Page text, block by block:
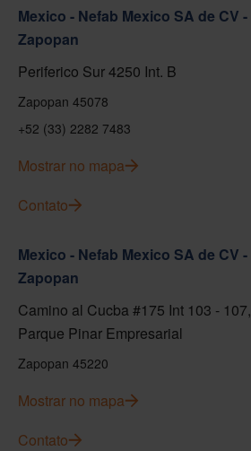
Mexico - Nefab Mexico SA de CV -
Zapopan
Periferico Sur 4250 Int. B
Zapopan 45078
+52 (33) 2282 7483
Mostrar no mapa
Contato
Mexico - Nefab Mexico SA de CV -
Zapopan
Camino al Cucba #175 Int 103 - 107,
Parque Pinar Empresarial
Zapopan 45220
Mostrar no mapa
Contato